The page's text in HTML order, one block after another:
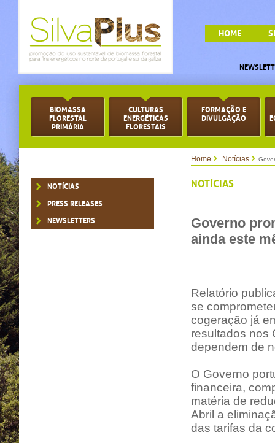
HOME
BIOMASSA
FLORESTAL
PRIMÁRIA
CULTURAS
ENERGÉTICAS
FLORESTAIS
FORMAÇÃO E
DIVULGAÇÃO
NOTÍCIAS
PRESS RELEASES
NEWSLETTERS
Home Notícias
NOTÍCIAS
Governo
ainda este
Relatório
se
cogeração já
resultados nos
dependem de
O Governo
financeira,
matéria de
Abril a
das tarifas da